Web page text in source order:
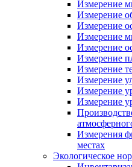
Измерение
Измерение
Измерение
Измерение
Измерение
Измерение
Измерение
Измерение
Измерение
Измерение
Измерения
местах
Экологическое